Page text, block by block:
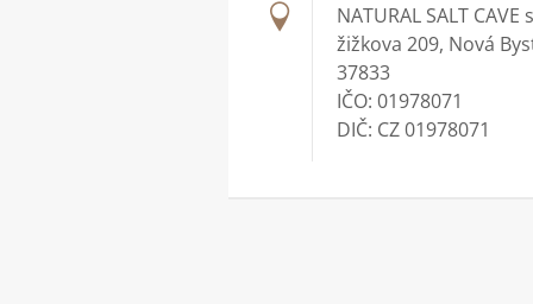
NATURAL SALT CAVE
žižkova 209, Nová
37833
IČO: 01978071
DIČ: CZ 01978071